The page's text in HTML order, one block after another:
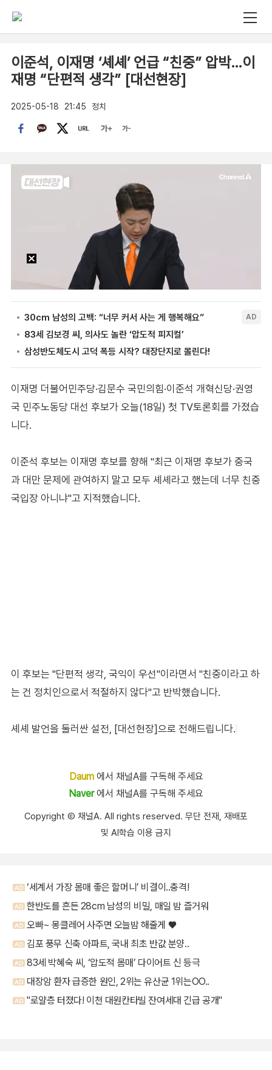
이준석, 이재명 ‘셰셰’ 언급 “친중” 압박…이
재명 “단편적 생각” [대선현장]
2025-05-18 21:45 정치
이재명 더불어민주당·김문수 국민의힘·이준석 개혁신당·권영
국 민주노동당 대선 후보가 오늘(18일) 첫 TV토론회를 가졌습
니다.
이준석 후보는 이재명 후보를 향해 "최근 이재명 후보가 중국
과 대만 문제에 관여하지 말고 모두 셰셰라고 했는데 너무 친중
국입장 아니냐"고 지적했습니다.
이 후보는 "단편적 생각, 국익이 우선"이라면서 "친중이라고 하
는 건 정치인으로서 적절하지 않다"고 반박했습니다.
셰셰 발언을 둘러싼 설전, [대선현장]으로 전해드립니다.
Daum에서 채널A를 구독해 주세요
Naver에서 채널A를 구독해 주세요
Copyright Ⓒ 채널A. All rights reserved. 무단 전재, 재배포
및 AI학습 이용 금지